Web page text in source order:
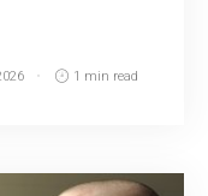
1 min read